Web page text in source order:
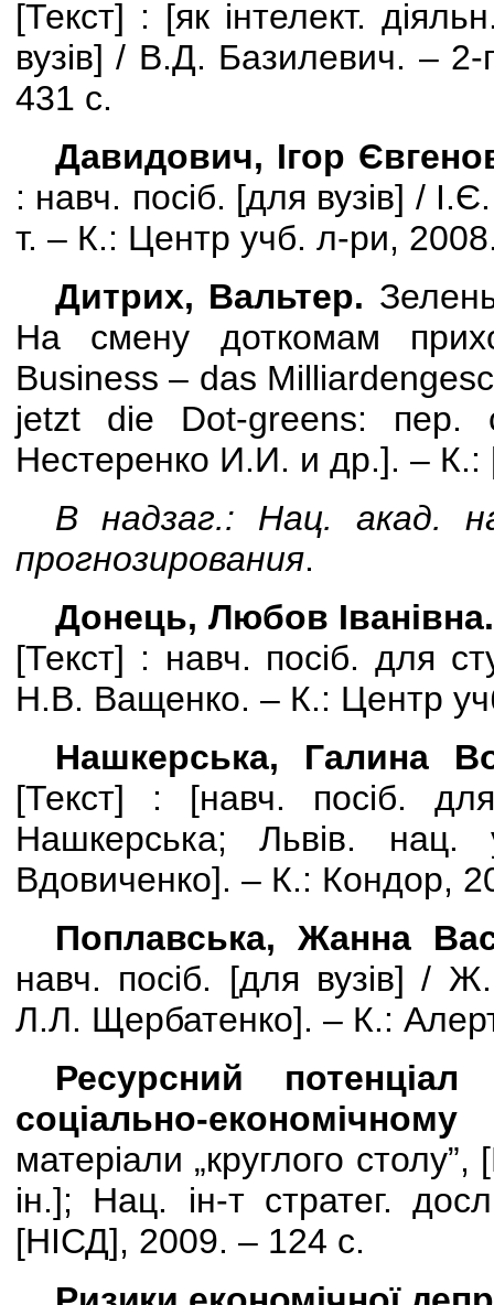
[Текст] : [як інтелект.
вузів] / В.Д. Базилевич. – 2-
431 с.
Давидович, Ігор
: навч. посіб. [для вузів] / І.Є.
т. – К.: Центр учб. л-ри,
Дитрих, Вальтер.
На смену доткомам
Business – das
jetzt
die Dot-greens: пер.
Нестеренко И.И. и др.]. – К.:
В надзаг.: Нац. акад.
прогнозирования.
Донець, Любов Іванівна.
[Текст] : навч. посіб. для
Н.В. Ващенко. – К.: Центр
Нашкерська, Галина
[Текст] : [навч. посіб.
Нашкерська; Львів.
Вдовиченко]. – К.: Кондор,
Поплавська, Жанна
навч. посіб. [для вузів] /
Л.Л. Щербатенко]. – К.:
Ресурсний
соціально-
матеріали „круглого столу”, [
ін.]; Нац. ін-т стратег.
[НІСД], 2009. – 124 с.